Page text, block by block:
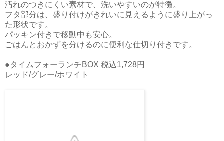
汚れのつきにくい素材で、洗いやすいのが特徴。
フタ部分は、盛り付けがきれいに見えるように盛り上がっ
た形状です。
パッキン付きで移動中も安心。
ごはんとおかずを分けるのに便利な仕切り付きです。
●タイムフォーランチBOX 税込1,728円
レッド/グレー/ホワイト